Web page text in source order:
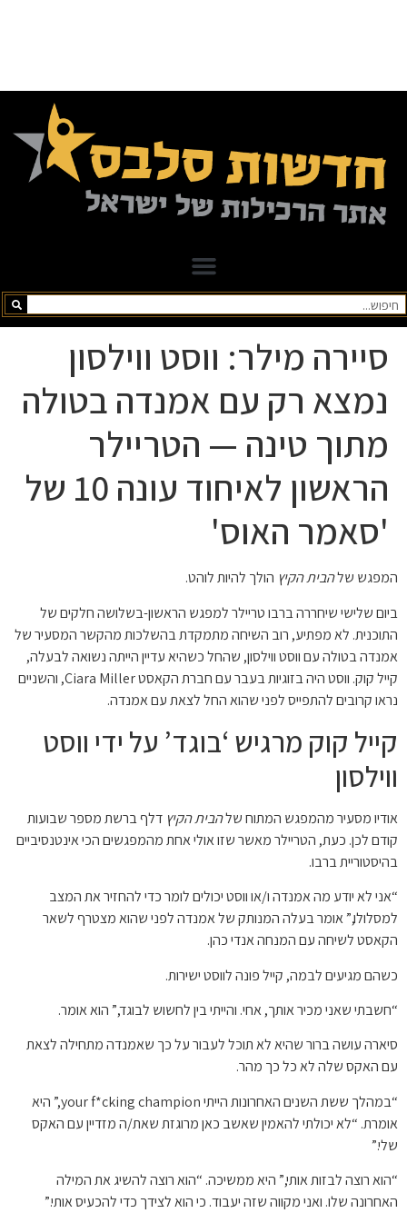
סיירה מילר: ווסט ווילסון
נמצא רק עם אמנדה בטולה
מתוך טינה — הטריילר
הראשון לאיחוד עונה 10 של
'סאמר האוס'
המפגש שלהבית הקיץ הולך להיות לוהט.
ביום שלישי שיחררה ברבו טריילר למפגש הראשון-בשלושה חלקים של
התוכנית. לא מפתיע, רוב השיחה מתמקדת בהשלכות מהקשר המסעיר של
אמנדה בטולה עם ווסט ווילסון, שהחל כשהיא עדיין הייתה נשואה לבעלה,
קייל קוק. ווסט היה בזוגיות בעבר עם חברת הקאסט Ciara Miller, והשניים
נראו קרובים להתפייס לפני שהוא החל לצאת עם אמנדה.
קייל קוק מרגיש ‘בוגד’ על ידי ווסט
ווילסון
אודיו מסעיר מהמפגש המתוח שלהבית הקיץ דלף ברשת מספר שבועות
קודם לכן. כעת, הטריילר מאשר שזו אולי אחת מהמפגשים הכי אינטנסיביים
בהיסטוריית ברבו.
“אני לא יודע מה אמנדה ו/או ווסט יכולים לומר כדי להחזיר את המצב
למסלולו,” אומר בעלה המנותק של אמנדה לפני שהוא מצטרף לשאר
הקאסט לשיחה עם המנחה אנדי כהן.
כשהם מגיעים לבמה, קייל פונה לווסט ישירות.
“חשבתי שאני מכיר אותך, אחי. והייתי בין לחשוש לבוגד,” הוא אומר.
סיארה עושה ברור שהיא לא תוכל לעבור על כך שאמנדה מתחילה לצאת
עם האקס שלה לא כל כך מהר.
“במהלך ששת השנים האחרונות הייתי your f*cking champion,” היא
אומרת. “לא יכולתי להאמין שאשב כאן מרוגזת שאת/ה מזדיין עם האקס
שלי.”
“הוא רוצה לבזות אותי,” היא ממשיכה. “הוא רוצה להשיג את המילה
האחרונה שלו. ואני מקווה שזה יעבוד. כי הוא לצידך כדי להכעיס אותי.”